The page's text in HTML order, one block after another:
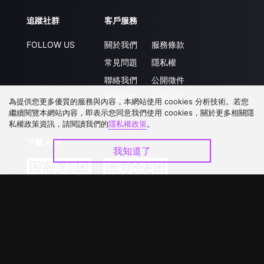
追蹤社群
FOLLOW US
客戶服務
關於我們
常見問題
聯絡我們
升級VIP
服務條款
隱私權
公開徵件
合作洽談
下載 APP
為提供您更多優質的服務與內容，本網站使用 cookies 分析技術。若您
繼續閱覽本網站內容，即表示您同意我們使用 cookies，關於更多相關隱
私權政策資訊，請閱讀我們的隱私權政策。
我知道了